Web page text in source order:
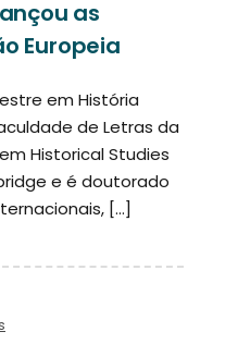
as
Europeia
em História
de Letras da
Historical Studies
e é doutorado
[…]